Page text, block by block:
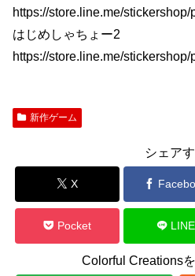
https://store.line.me/
はじめしゃちょー2
https://store.line.me/
新作ゲーム
シェア
X
Pocket LINE
Colorful Creations